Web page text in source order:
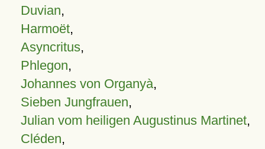
Duvian,
Harmoët,
Asyncritus,
Phlegon,
Johannes von Organyà,
Sieben Jungfrauen,
Julian vom heiligen Augustinus Martinet,
Cléden,